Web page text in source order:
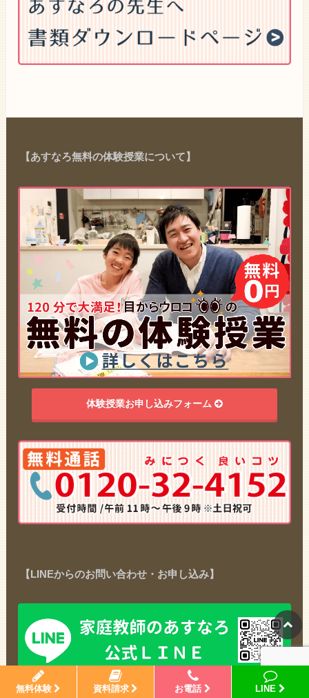
無料体験 資料請求 お電話 LINE
【あすなろ無料の体験授業について】
体験授業お申し込みフォーム
【LINEからのお問い合わせ・お申し込み】